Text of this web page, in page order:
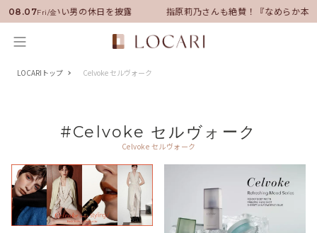
08.07Fri/金
ーに就任！いい男の休日を披露 指原莉乃さんも絶賛！『なめらか本
LOCARIトップ Celvoke セルヴォーク
#Celvoke セルヴォーク
Celvoke セルヴォーク